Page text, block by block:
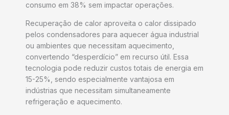
consumo em 38% sem impactar operações.
Recuperação de calor aproveita o calor dissipado
pelos condensadores para aquecer água industrial
ou ambientes que necessitam aquecimento,
convertendo “desperdício” em recurso útil. Essa
tecnologia pode reduzir custos totais de energia em
15-25%, sendo especialmente vantajosa em
indústrias que necessitam simultaneamente
refrigeração e aquecimento.